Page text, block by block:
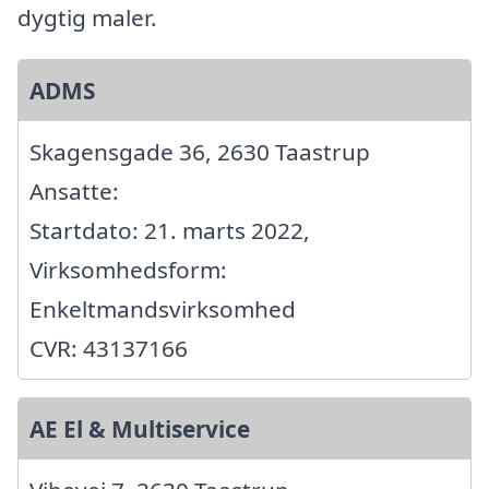
dygtig maler.
ADMS
Skagensgade 36, 2630 Taastrup
Ansatte:
Startdato: 21. marts 2022,
Virksomhedsform:
Enkeltmandsvirksomhed
CVR: 43137166
AE El & Multiservice